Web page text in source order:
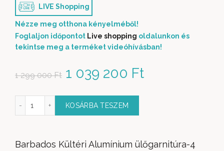
1 299 000Ft Original price was: 1
299 000 Ft.
1 039 200 Ft
LIVE Shopping
Nézze meg otthona kényelméből!
Foglaljon időpontot Live shopping oldalunkon és
tekintse meg a terméket videóhívásban!
Barbados 4 részes mennyiség
KOSÁRBA TESZEM
Barbados Kültéri Alumínium ülőgarnitúra-4